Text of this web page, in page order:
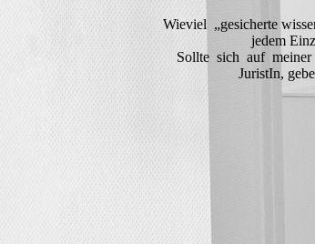
Wieviel „gesicherte
jedem
Sollte sich auf meiner
JuristIn,